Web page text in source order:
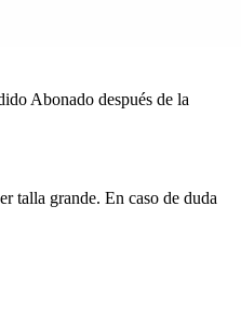
Abonado después de la
talla grande. En caso de duda